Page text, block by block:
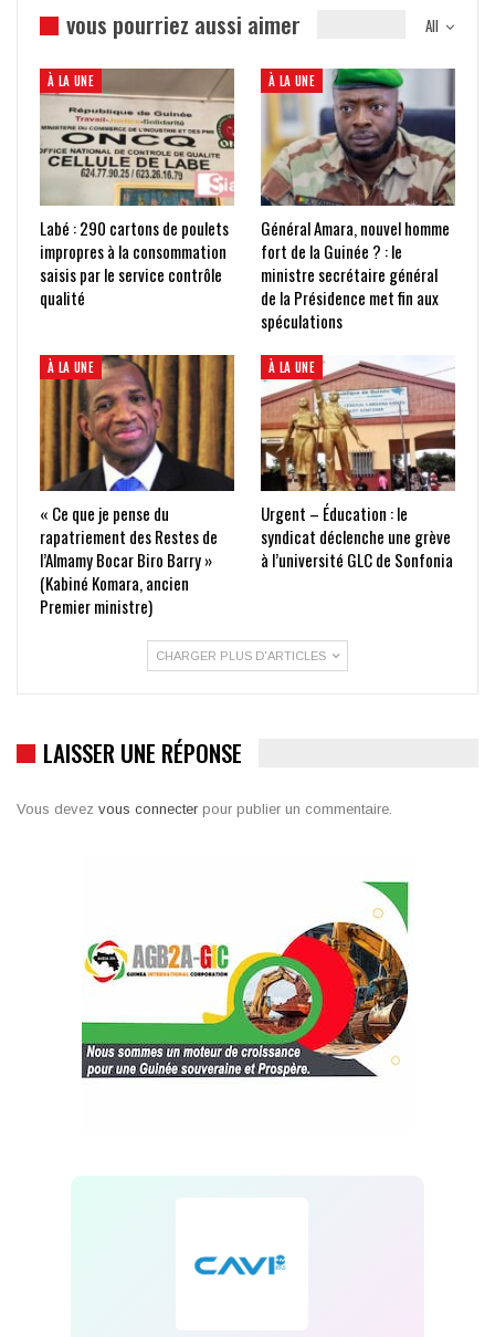
All
vous pourriez aussi aimer
À LA UNE
Labé : 290 cartons de poulets
impropres à la consommation
saisis par le service contrôle
qualité
À LA UNE
Général Amara, nouvel homme
fort de la Guinée ? : le
ministre secrétaire général
de la Présidence met fin aux
spéculations
À LA UNE
« Ce que je pense du
rapatriement des Restes de
l’Almamy Bocar Biro Barry »
(Kabiné Komara, ancien
Premier ministre)
À LA UNE
Urgent – Éducation : le
syndicat déclenche une grève
à l’université GLC de Sonfonia
CHARGER PLUS D'ARTICLES
LAISSER UNE RÉPONSE
Vous devez vous connecter pour publier un commentaire.